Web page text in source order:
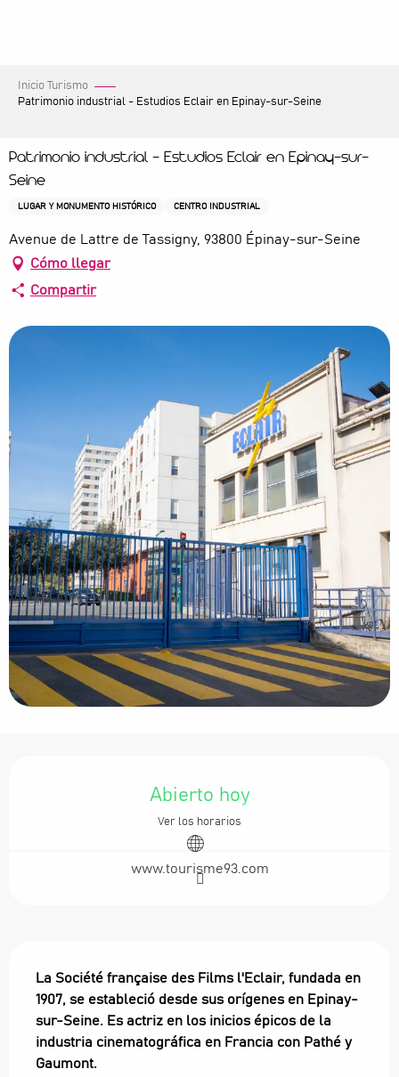
Inicio Turismo
Patrimonio industrial - Estudios Eclair en Epinay-sur-Seine
Patrimonio industrial - Estudios Eclair en Epinay-sur-
Seine
LUGAR Y MONUMENTO HISTÓRICO CENTRO INDUSTRIAL
Avenue de Lattre de Tassigny, 93800 Épinay-sur-Seine
Cómo llegar
Compartir
Abierto hoy
Ver los horarios
www.tourisme93.com
La Société française des Films l'Eclair, fundada en
1907, se estableció desde sus orígenes en Epinay-
sur-Seine. Es actriz en los inicios épicos de la
industria cinematográfica en Francia con Pathé y
Gaumont.